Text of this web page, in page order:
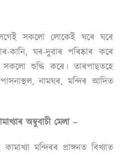
লগেই সকলো লোকেই ঘৰে ঘৰে
কানি, ঘৰ-দুৱাৰ পৰিষ্কাৰ কৰে
শুদ্ধি কৰে। তাৰপাছতহে
নামঘৰ, মন্দিৰ আদিত
অম্বুবাচী মেলা –
মন্দিৰৰ প্ৰাঙ্গনত বিখ্যাত